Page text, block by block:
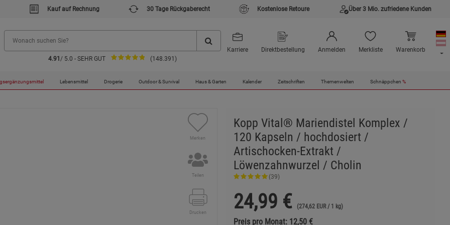
Kauf auf Rechnung 30 Tage Rückgaberecht Kostenlose Retoure Über 3 Mio. zufriedene Kunden
4.91 / 5.0 - SEHR GUT (148.391)
Karriere Direktbestellung Anmelden Merkliste Warenkorb
Lebensmittel Drogerie Outdoor & Survival Haus & Garten Kalender Zeitschriften Themenwelten Schnäppchen %
Kapseln / hochdosiert / Artischocken-Extrakt / Löwenzahnwurzel / Cholin
Merken
Teilen
Drucken
Kopp Vital® Mariendistel Komplex /
120 Kapseln / hochdosiert /
Artischocken-Extrakt /
Löwenzahnwurzel / Cholin
(39)
24,99 € (274,62 EUR / 1 kg)
Preis pro Monat: 12,50 €